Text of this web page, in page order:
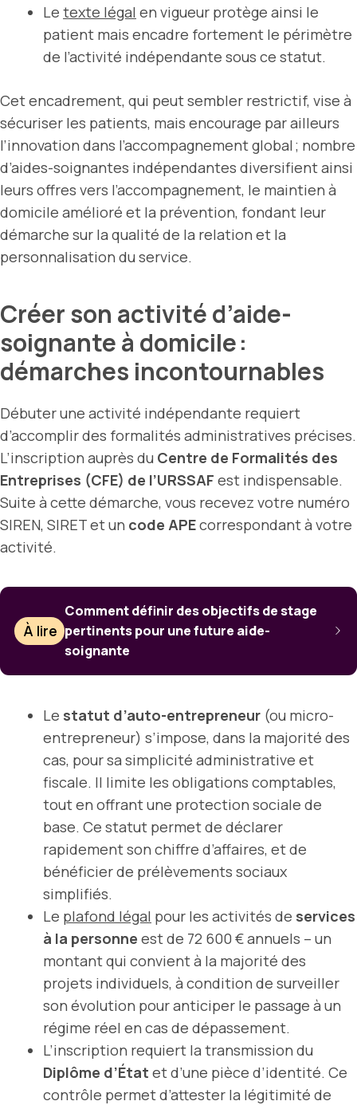
Le texte légal en vigueur protège ainsi le
patient mais encadre fortement le périmètre
de l’activité indépendante sous ce statut.
Cet encadrement, qui peut sembler restrictif, vise à
sécuriser les patients, mais encourage par ailleurs
l’innovation dans l’accompagnement global ; nombre
d’aides-soignantes indépendantes diversifient ainsi
leurs offres vers l’accompagnement, le maintien à
domicile amélioré et la prévention, fondant leur
démarche sur la qualité de la relation et la
personnalisation du service.
Créer son activité d’aide-
soignante à domicile :
démarches incontournables
Débuter une activité indépendante requiert
d’accomplir des formalités administratives précises.
L’inscription auprès du Centre de Formalités des
Entreprises (CFE) de l’URSSAF est indispensable.
Suite à cette démarche, vous recevez votre numéro
SIREN, SIRET et un code APEcorrespondant à votre
activité.
À lire
Comment définir des objectifs de stage
pertinents pour une future aide-
soignante
Le statut d’auto-entrepreneur (ou micro-
entrepreneur) s’impose, dans la majorité des
cas, pour sa simplicité administrative et
fiscale. Il limite les obligations comptables,
tout en offrant une protection sociale de
base. Ce statut permet de déclarer
rapidement son chiffre d’affaires, et de
bénéficier de prélèvements sociaux
simplifiés.
Le plafond légal pour les activités de services
à la personne est de 72 600 € annuels – un
montant qui convient à la majorité des
projets individuels, à condition de surveiller
son évolution pour anticiper le passage à un
régime réel en cas de dépassement.
L’inscription requiert la transmission du
Diplôme d’État et d’une pièce d’identité. Ce
contrôle permet d’attester la légitimité de